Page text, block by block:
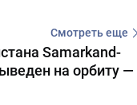
Смотреть еще
Samarkand-
на орбиту —